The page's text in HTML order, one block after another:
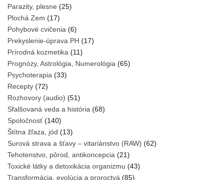
Parazity, plesne (25)
Plochá Zem (17)
Pohybové cvičenia (6)
Prekyslenie-úprava PH (17)
Prírodná kozmetika (11)
Prognózy, Astrológia, Numerológia (65)
Psychoterapia (33)
Recepty (72)
Rozhovory (audio) (51)
Sfalšovaná veda a história (68)
Spoločnosť(140)
Štítna žľaza, jód (13)
Surová strava a šťavy – vitariánstvo (RAW) (62)
Tehotenstvo, pôrod, antikoncepcia (21)
Toxické látky a detoxikácia organizmu (43)
Transformácia, evolúcia a proroctvá (85)